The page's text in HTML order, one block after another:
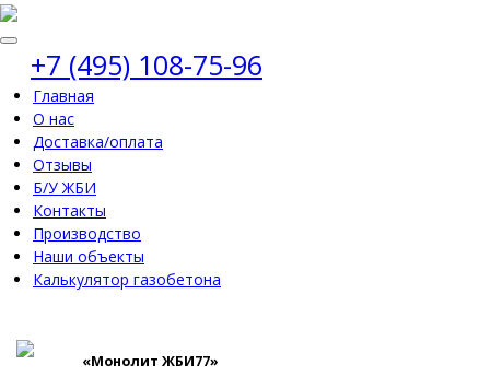
+7 (495) 108-75-96
Главная
О нас
Доставка/оплата
Отзывы
Б/У ЖБИ
Контакты
Производство
Наши объекты
Калькулятор газобетона
«Монолит ЖБИ77»